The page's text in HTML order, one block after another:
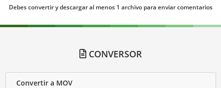
Debes convertir y descargar al menos 1 archivo para enviar comentarios
CONVERSOR
Convertir a MOV